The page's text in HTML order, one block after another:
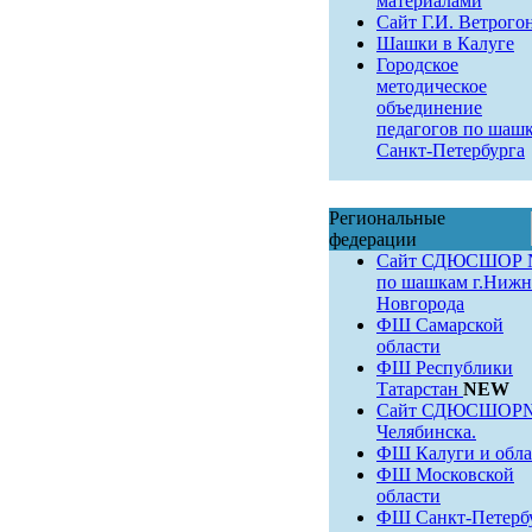
Сайт Г.И.
Шашки в Калуге
Городское
методическое
объединение
педагогов по
Санкт-Петербурга
Региональные
федерации
Сайт СДЮСШОР
по шашкам
Новгорода
ФШ Самарской
области
ФШ Республики
Татарстан NEW
Сайт
Челябинска.
ФШ Калуги и
ФШ Московской
области
ФШ Санкт-